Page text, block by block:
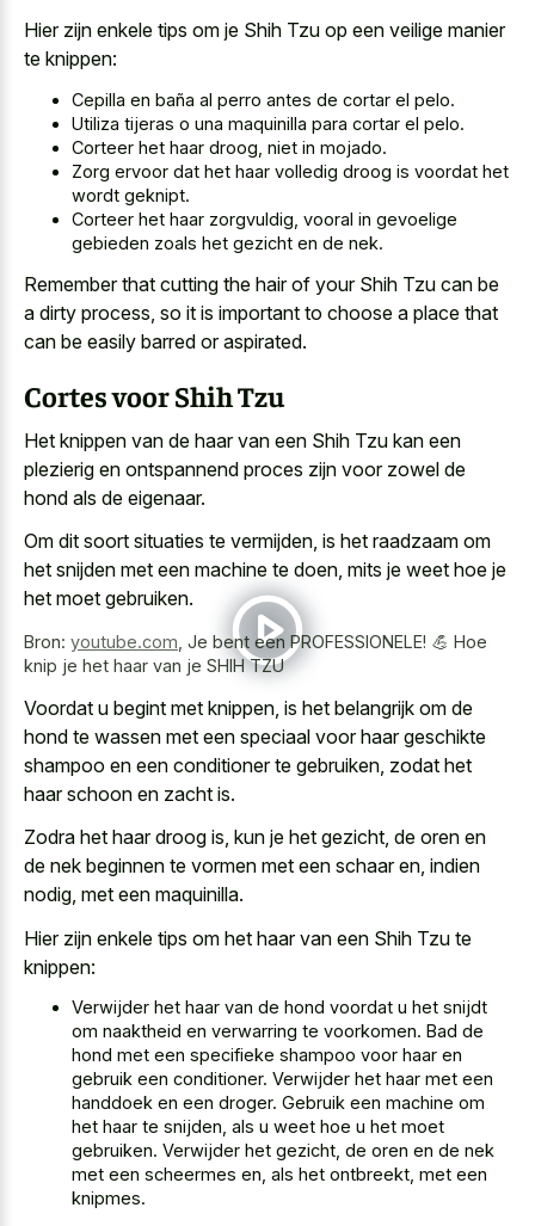
Hier zijn enkele tips om je Shih Tzu op een veilige manier
te knippen:
Cepilla en baña al perro antes de cortar el pelo.
Utiliza tijeras o una maquinilla para cortar el pelo.
Corteer het haar droog, niet in mojado.
Zorg ervoor dat het haar volledig droog is voordat het
wordt geknipt.
Corteer het haar zorgvuldig, vooral in gevoelige
gebieden zoals het gezicht en de nek.
Remember that cutting the hair of your Shih Tzu can be
a dirty process, so it is important to choose a place that
can be easily barred or aspirated.
Cortes voor Shih Tzu
Het knippen van de haar van een Shih Tzu kan een
plezierig en ontspannend proces zijn voor zowel de
hond als de eigenaar.
Om dit soort situaties te vermijden, is het raadzaam om
het snijden met een machine te doen, mits je weet hoe je
het moet gebruiken.
Bron: youtube.com Je bent een PROFESSIONELE! 💪 Hoe
knip je het haar van je SHIH TZU
Voordat u begint met knippen, is het belangrijk om de
hond te wassen met een speciaal voor haar geschikte
shampoo en een conditioner te gebruiken, zodat het
haar schoon en zacht is.
Zodra het haar droog is, kun je het gezicht, de oren en
de nek beginnen te vormen met een schaar en, indien
nodig, met een maquinilla.
Hier zijn enkele tips om het haar van een Shih Tzu te
knippen:
Verwijder het haar van de hond voordat u het snijdt
om naaktheid en verwarring te voorkomen. Bad de
hond met een specifieke shampoo voor haar en
gebruik een conditioner. Verwijder het haar met een
handdoek en een droger. Gebruik een machine om
het haar te snijden, als u weet hoe u het moet
gebruiken. Verwijder het gezicht, de oren en de nek
met een scheermes en, als het ontbreekt, met een
knipmes.